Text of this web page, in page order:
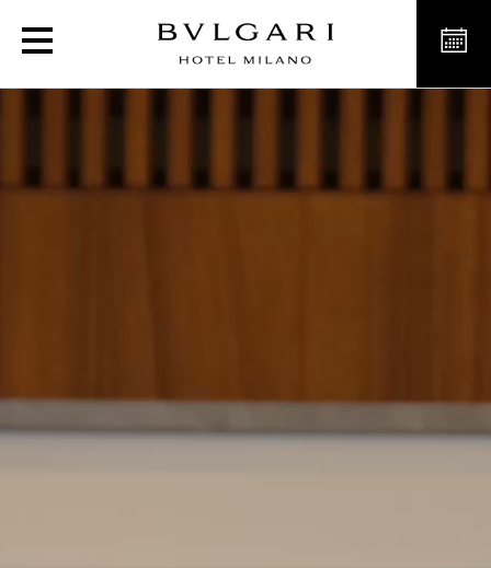
Отель класса люкс в